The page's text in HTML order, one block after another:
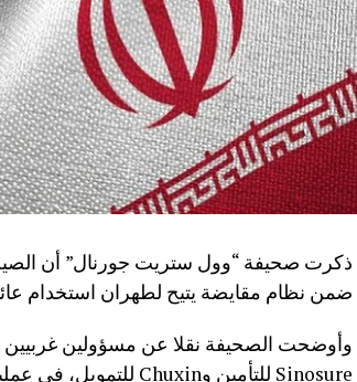
ذكرت صحيفة “وول ستريت جورنال” أن الصين
ضمن نظام مقايضة يتيح لطهران استخدام
وأوضحت الصحيفة نقلا عن مسؤولين غربيين
Sinosure للتأمين وChuxin للتمويل، في عمليات تتجاوز النظام المصرفي الدولي.